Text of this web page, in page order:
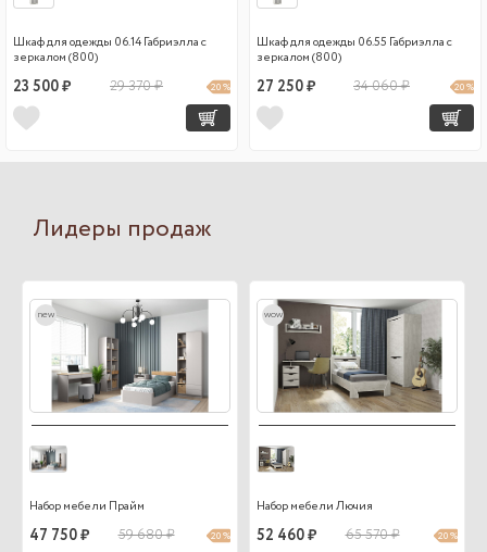
Шкаф для одежды 06.14 Габриэлла с
зеркалом (800)
23 500 ₽ 29 370 ₽ 20 %
Шкаф для одежды 06.55 Габриэлла с
зеркалом (800)
27 250 ₽ 34 060 ₽ 20 %
Лидеры продаж
new
Набор мебели Прайм
47 750 ₽ 59 680 ₽ 20 %
wow
Набор мебели Лючия
52 460 ₽ 65 570 ₽ 20 %